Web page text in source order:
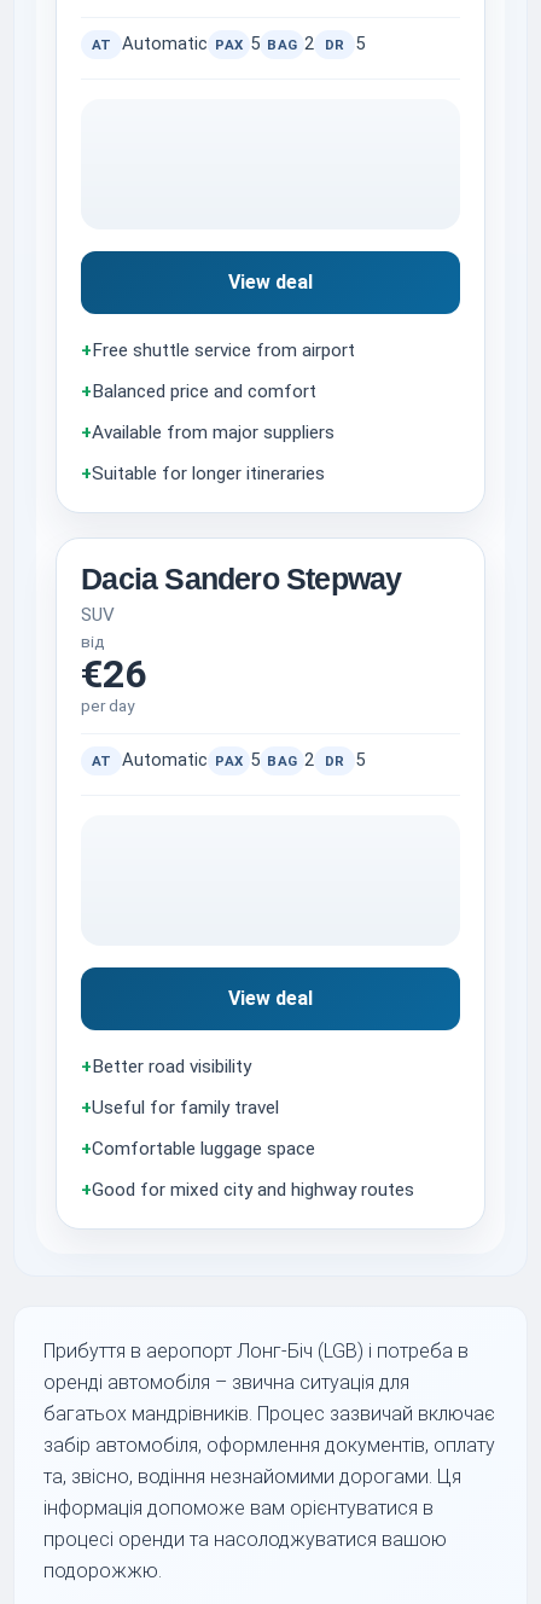
AT Automatic PAX 5 BAG 2 DR 5
View deal
+Free shuttle service from airport
+Balanced price and comfort
+Available from major suppliers
+Suitable for longer itineraries
Dacia Sandero Stepway
SUV
від
€26
per day
AT Automatic PAX 5 BAG 2 DR 5
View deal
+Better road visibility
+Useful for family travel
+Comfortable luggage space
+Good for mixed city and highway routes
Прибуття в аеропорт Лонг-Біч (LGB) і потреба в
оренді автомобіля – звична ситуація для
багатьох мандрівників. Процес зазвичай включає
забір автомобіля, оформлення документів, оплату
та, звісно, водіння незнайомими дорогами. Ця
інформація допоможе вам орієнтуватися в
процесі оренди та насолоджуватися вашою
подорожжю.